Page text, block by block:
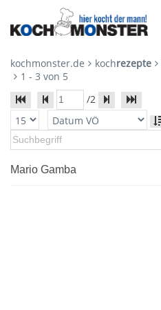
kochmonster.de kochrezepte
1 - 3 von 5
/2
Mario Gamba